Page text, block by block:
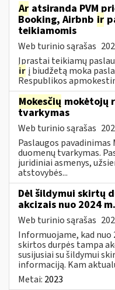
Ar atsiranda PVM
Booking, Airbnb ir
teikiamomis
Web turinio sąrašas
Įprastai teikiamų
ir į biudžetą moka
Respublikos
Mokesčių mokėtojų
tvarkymas
Web turinio sąrašas
Paslaugos
duomenų tvarkymas.
juridiniai asmenys,
atstovybės...
Dėl šildymui skirtų
akcizais nuo 2024
Web turinio sąrašas
Informuojame, kad nuo
skirtos durpės tampa
susijusiai su šildymui
informaciją. Kam
Metai: 2023